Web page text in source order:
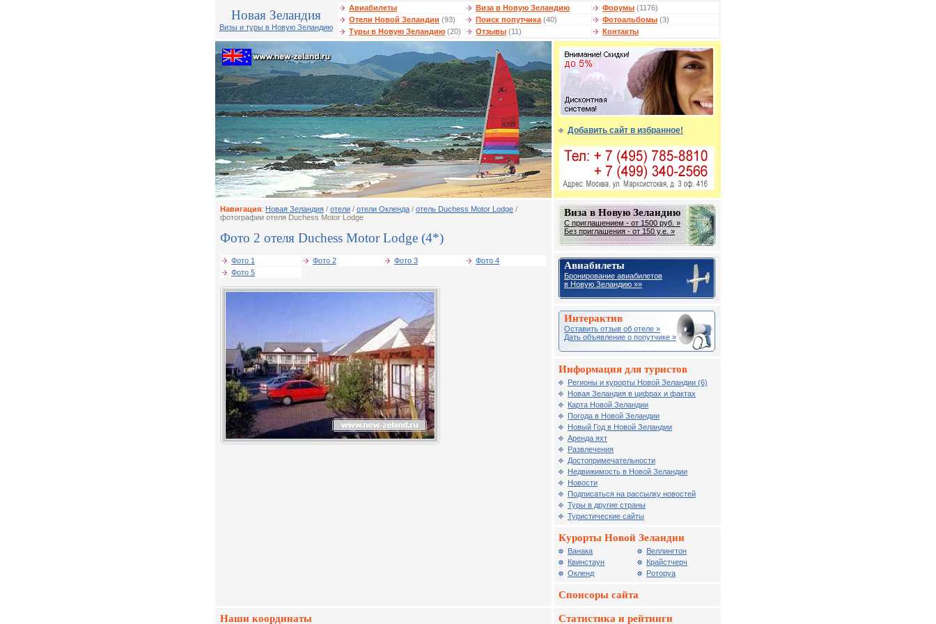
Новая Зеландия
Визы и туры в Новую Зеландию
Авиабилеты Виза в Новую Зеландию Форумы (1176)
Отели Новой Зеландии (93) Поиск попутчика (40) Фотоальбомы (3)
Туры в Новую Зеландию (20) Отзывы (11) Контакты
Добавить сайт в избранное!
Навигация: Новая Зеландия / отели / отели Окленда / отель Duchess Motor Lodge /
фотографии отеля Duchess Motor Lodge
Фото 2 отеля Duchess Motor Lodge (4*)
Фото 1 Фото 2 Фото 3
Фото 4
Фото 5
Виза в Новую Зеландию
С приглашением - от 1500 руб. »
Без приглашения - от 150 у.е. »
Авиабилеты
Бронирование авиабилетов
в Новую Зеландию »»
Интерактив
Оставить отзыв об отеле »
Дать объявление о попутчике »
Информация для туристов
Регионы и курорты Новой Зеландии (6)
Новая Зеландия в цифрах и фактах
Карта Новой Зеландии
Погода в Новой Зеландии
Новый Год в Новой Зеландии
Аренда яхт
Развлечения
Достопримечательности
Недвижимость в Новой Зеландии
Новости
Подписаться на рассылку новостей
Туры в другие страны
Туристические сайты
Курорты Новой Зеландии
Ванака
Квинстаун
Окленд
Веллингтон
Крайстчерч
Роторуа
Спонсоры сайта
Наши координаты Статистика и рейтинги